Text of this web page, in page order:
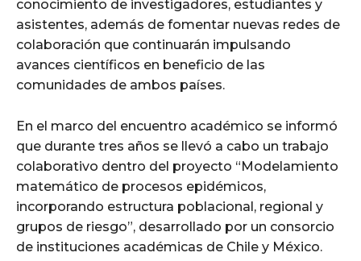
conocimiento de investigadores, estudiantes y
asistentes, además de fomentar nuevas redes de
colaboración que continuarán impulsando
avances científicos en beneficio de las
comunidades de ambos países.
En el marco del encuentro académico se informó
que durante tres años se llevó a cabo un trabajo
colaborativo dentro del proyecto “Modelamiento
matemático de procesos epidémicos,
incorporando estructura poblacional, regional y
grupos de riesgo”, desarrollado por un consorcio
de instituciones académicas de Chile y México.